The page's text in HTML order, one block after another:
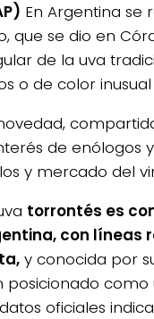
En Argentina se
que se dio en
de la uva
o de color
de enólogos
y mercado del
torrontés es
con líneas
y conocida por
posicionado como
oficiales